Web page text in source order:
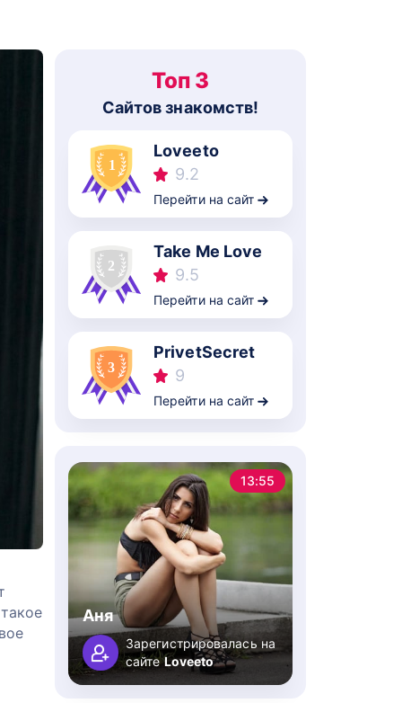
Топ 3
Cайтов знакомств!
Loveeto
9.2
Перейти на сайт
Take Me Love
9.5
Перейти на сайт
PrivetSecret
9
Перейти на сайт
13:55
Аня
Зарегистрировалась на
сайтеLoveeto